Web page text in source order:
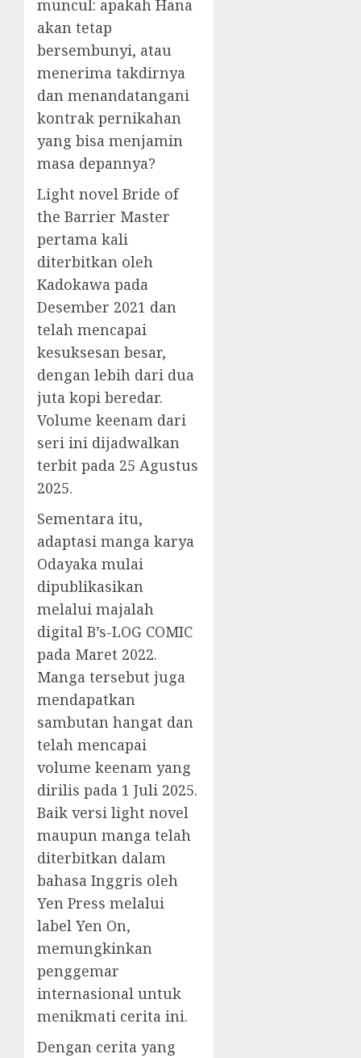
muncul: apakah Hana
akan tetap
bersembunyi, atau
menerima takdirnya
dan menandatangani
kontrak pernikahan
yang bisa menjamin
masa depannya?
Light novel Bride of
the Barrier Master
pertama kali
diterbitkan oleh
Kadokawa pada
Desember 2021 dan
telah mencapai
kesuksesan besar,
dengan lebih dari dua
juta kopi beredar.
Volume keenam dari
seri ini dijadwalkan
terbit pada 25 Agustus
2025.
Sementara itu,
adaptasi manga karya
Odayaka mulai
dipublikasikan
melalui majalah
digital B’s-LOG COMIC
pada Maret 2022.
Manga tersebut juga
mendapatkan
sambutan hangat dan
telah mencapai
volume keenam yang
dirilis pada 1 Juli 2025.
Baik versi light novel
maupun manga telah
diterbitkan dalam
bahasa Inggris oleh
Yen Press melalui
label Yen On,
memungkinkan
penggemar
internasional untuk
menikmati cerita ini.
Dengan cerita yang